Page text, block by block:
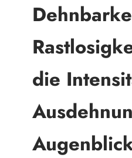
die